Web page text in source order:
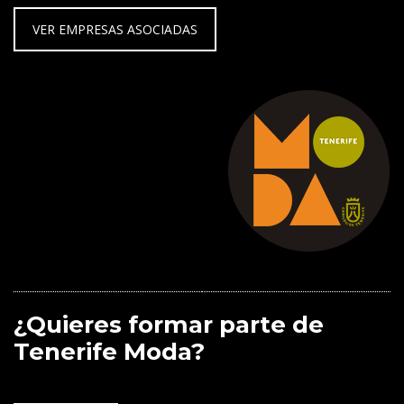
VER EMPRESAS ASOCIADAS
¿Quieres formar parte de
Tenerife Moda?